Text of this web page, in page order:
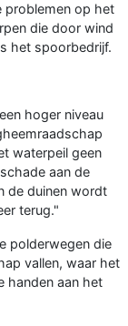
problemen op het
die door wind
het spoorbedrijf.
hoger niveau
waterpeil geen
aan de
de duinen wordt
terug."
polderwegen die
vallen, waar het
handen aan het